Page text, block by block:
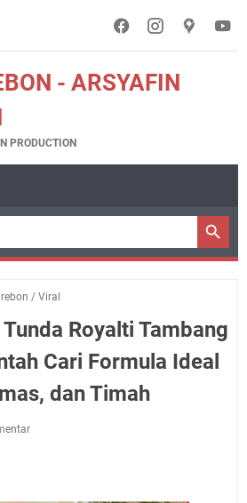
- ARSYAFIN
PRODUCTION
/ Viral
Royalti Tambang
Cari Formula Ideal
dan Timah